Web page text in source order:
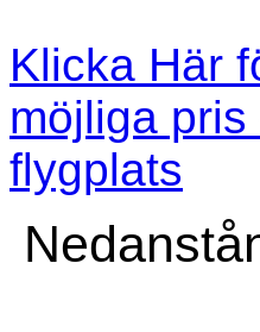
Klicka Här
möjliga
flygplats